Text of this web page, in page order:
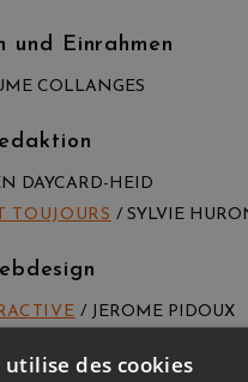
und Einrahmen
COLLANGES
DAYCARD-HEID
TOUJOURS / SYLVIE
/ JEROME PIDOUX
utilise des cookies